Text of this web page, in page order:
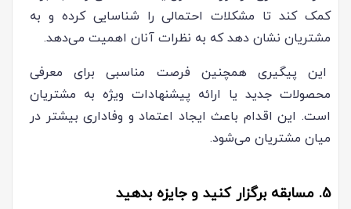
کمک کند تا مشکلات احتمالی را شناسایی کرده و به
مشتریان نشان دهد که به نظرات آنان اهمیت می‌دهد.
این پیگیری همچنین فرصت مناسبی برای معرفی
محصولات جدید یا ارائه پیشنهادات ویژه به مشتریان
است. این اقدام باعث ایجاد اعتماد و وفاداری بیشتر در
میان مشتریان می‌شود.
5. مسابقه برگزار کنید و جایزه بدهید